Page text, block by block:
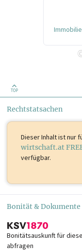
TOP
Rechtstatsachen
Dieser Inhalt istnur
wirtschaft.at
verfügbar.
Bonität & Dokumente
Bonitätsauskunft für
abfragen